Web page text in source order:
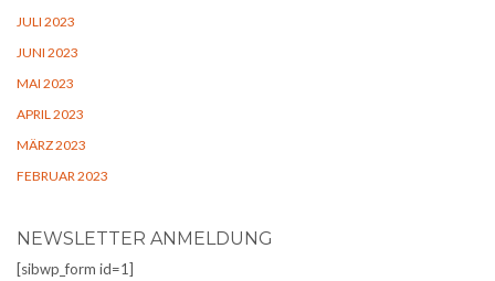
JULI 2023
JUNI 2023
MAI 2023
APRIL 2023
MÄRZ 2023
FEBRUAR 2023
NEWSLETTER ANMELDUNG
[sibwp_form id=1]